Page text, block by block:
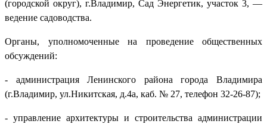
(городской округ), г.Владимир, Сад Энергетик, участок 3, —
ведение садоводства.
Органы, уполномоченные на проведение общественных
обсуждений:
- администрация Ленинского района города Владимира
(г.Владимир, ул.Никитская, д.4а, каб. № 27, телефон 32-26-87);
- управление архитектуры и строительства администрации